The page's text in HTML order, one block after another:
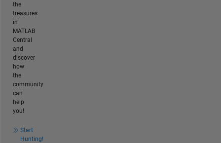
the
treasures
in
MATLAB
Central
and
discover
how
the
community
can
help
you!
Start
Hunting!